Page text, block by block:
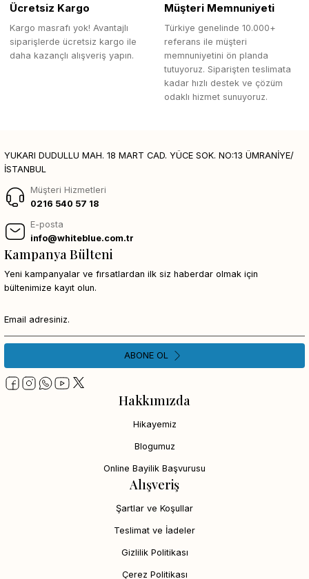
Ücretsiz Kargo
Kargo masrafı yok! Avantajlı
siparişlerde ücretsiz kargo ile
daha kazançlı alışveriş yapın.
Müşteri Memnuniyeti
Türkiye genelinde 10.000+
referans ile müşteri
memnuniyetini ön planda
tutuyoruz. Siparişten teslimata
kadar hızlı destek ve çözüm
odaklı hizmet sunuyoruz.
YUKARI DUDULLU MAH. 18 MART CAD. YÜCE SOK. NO:13 ÜMRANİYE/
İSTANBUL
Müşteri Hizmetleri
0216 540 57 18
E-posta
info@whiteblue.com.tr
Hakkımızda
Hikayemiz
Blogumuz
Online Bayilik Başvurusu
Alışveriş
Şartlar ve Koşullar
Teslimat ve İadeler
Gizlilik Politikası
Çerez Politikası
Kampanya Bülteni
Yeni kampanyalar ve fırsatlardan ilk siz haberdar olmak için
bültenimize kayıt olun.
ABONE OL